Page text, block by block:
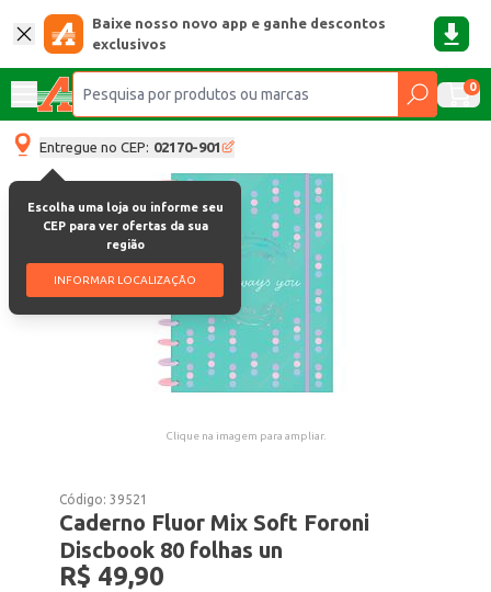
Baixe nosso novo app e ganhe descontos
exclusivos
0
Entregue no CEP: 02170-901
Escolha uma loja ou informe seu
CEP para ver ofertas da sua
região
INFORMAR LOCALIZAÇÃO
Clique na imagem para ampliar.
Código:39521
Caderno Fluor Mix Soft Foroni
Discbook 80 folhas un
R$ 49,90